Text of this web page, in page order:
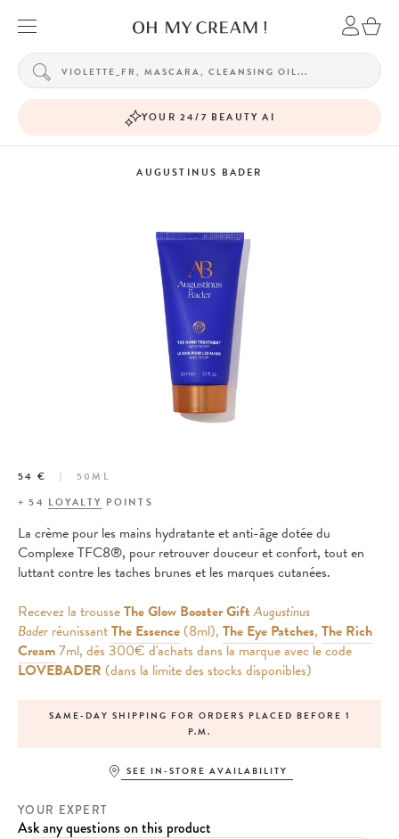
YOUR 24/7 BEAUTY AI
AUGUSTINUS BADER
54 €
50ML
+54 LOYALTY POINTS
La crème pour les mains hydratante et anti-âge dotée du
Complexe TFC8®, pour retrouver douceur et confort, tout en
luttant contre les taches brunes et les marques cutanées.
Recevez la trousseThe Glow Booster Gift Augustinus
Bader réunissantThe Essence (8ml), The Eye Patches, The Rich
Cream7ml, dès 300€ d'achats dans la marque avec le code
LOVEBADER (dans la limite des stocks disponibles)
SAME-DAY SHIPPING FOR ORDERS PLACED BEFORE 1
P.M.
SEE IN-STORE AVAILABILITY
YOUR EXPERT
Ask any questions on this product